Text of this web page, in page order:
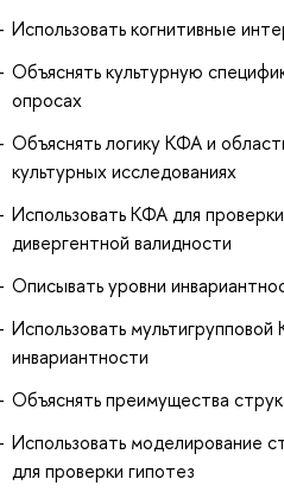
Использовать когнитивные
Объяснять культурную
опросах
Объяснять логику КФА и
культурных исследованиях
Использовать КФА для
дивергентной валидности
Описывать уровни
Использовать
инвариантности
Объяснять преимущества
Использовать моделирование
для проверки гипотез